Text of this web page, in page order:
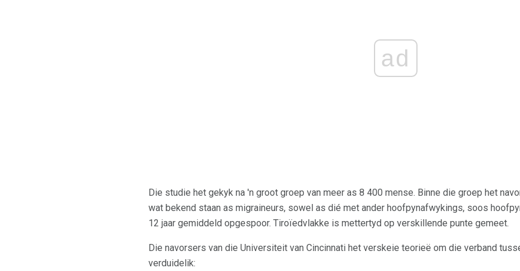
ad
Die studie het gekyk na 'n groot groep van meer as 8 400 mense. Binne die groep het
wat bekend staan ​​as migraineurs, sowel as dié met ander hoofpynafwykings, soos
12 jaar gemiddeld opgespoor. Tiroïedvlakke is mettertyd op verskillende punte gemeet.
Die navorsers van die Universiteit van Cincinnati het verskeie teorieë om die verband
verduidelik: